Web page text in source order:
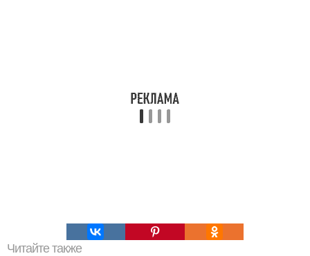
Читайте также